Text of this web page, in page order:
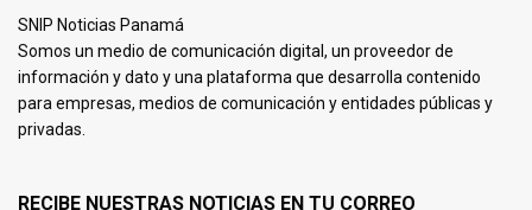
SNIP Noticias Panamá
Somos un medio de comunicación digital, un proveedor de
información y dato y una plataforma que desarrolla contenido
para empresas, medios de comunicación y entidades públicas y
privadas.
RECIBE NUESTRAS NOTICIAS EN TU CORREO